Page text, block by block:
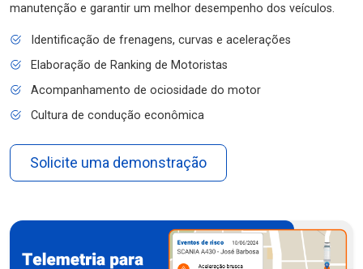
manutenção e garantir um melhor desempenho dos veículos.
Identificação de frenagens, curvas e acelerações
Elaboração de Ranking de Motoristas
Acompanhamento de ociosidade do motor
Cultura de condução econômica
Solicite uma demonstração